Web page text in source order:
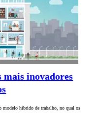
mais inovadores
modelo híbrido de trabalho, no qual os